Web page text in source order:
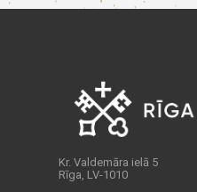
Kr. Valdemāra ielā 5
Rīga, LV-1010